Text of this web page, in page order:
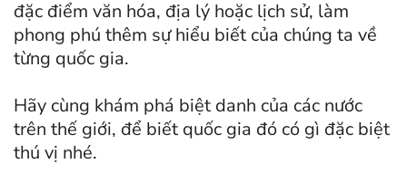
đặc điểm văn hóa, địa lý hoặc lịch sử, làm
phong phú thêm sự hiểu biết của chúng ta về
từng quốc gia.
Hãy cùng khám phá biệt danh của các nước
trên thế giới, để biết quốc gia đó có gì đặc biệt
thú vị nhé.